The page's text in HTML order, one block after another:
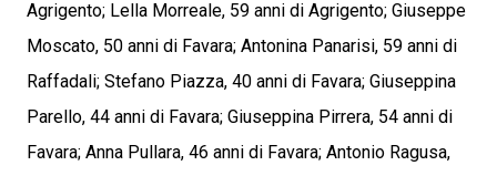
Agrigento; Lella Morreale, 59 anni di Agrigento; Giuseppe
Moscato, 50 anni di Favara; Antonina Panarisi, 59 anni di
Raffadali; Stefano Piazza, 40 anni di Favara; Giuseppina
Parello, 44 anni di Favara; Giuseppina Pirrera, 54 anni di
Favara; Anna Pullara, 46 anni di Favara; Antonio Ragusa,